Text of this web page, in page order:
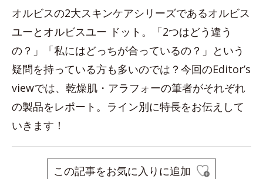
オルビスの2大スキンケアシリーズであるオルビス
ユーとオルビスユー ドット。「2つはどう違う
の？」「私にはどっちが合っているの？」という
疑問を持っている方も多いのでは？今回のEditor’s
viewでは、乾燥肌・アラフォーの筆者がそれぞれ
の製品をレポート。ライン別に特長をお伝えして
いきます！
この記事をお気に入りに追加